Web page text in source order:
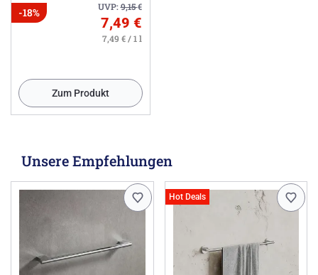
UVP:9,15€
-18%
7,49 €
7,49 € / 1 l
Zum Produkt
Unsere Empfehlungen
Hot Deals